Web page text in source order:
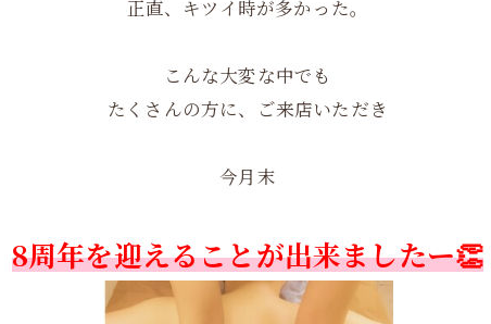
正直、キツイ時が多かった。
こんな大変な中でも
たくさんの方に、ご来店いただき
今月末
8周年を迎えることが出来ましたー👏